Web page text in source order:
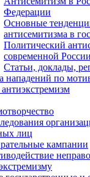
Федерации
Основные
антисемитизма в
Политический
современной России
Статьи, доклады,
нападений по
лиц
кампании